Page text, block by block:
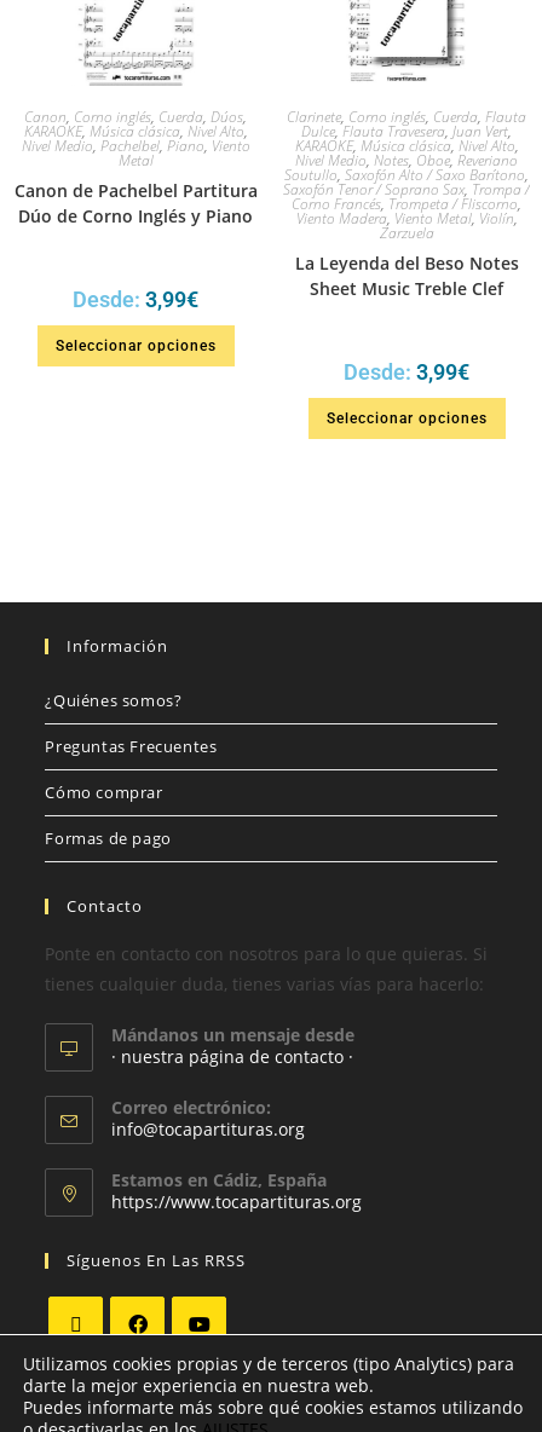
Canon, Corno inglés, Cuerda, Dúos,
KARAOKE, Música clásica, Nivel Alto,
Nivel Medio, Pachelbel, Piano, Viento
Metal
Canon de Pachelbel Partitura
Dúo de Corno Inglés y Piano
Desde: 3,99€
Seleccionar opciones
Clarinete, Corno inglés, Cuerda, Flauta
Dulce,Flauta Travesera, Juan Vert,
KARAOKE, Música clásica, Nivel Alto,
Nivel Medio, Notes, Oboe, Reveriano
Soutullo, Saxofón Alto / Saxo Barítono,
Saxofón Tenor / Soprano Sax, Trompa /
Corno Francés, Trompeta / Fliscorno,
Viento Madera, Viento Metal, Violín,
Zarzuela
La Leyenda del Beso Notes
Sheet Music Treble Clef
Desde: 3,99€
Seleccionar opciones
Información
¿Quiénes somos?
Preguntas Frecuentes
Cómo comprar
Formas de pago
Contacto
Ponte en contacto con nosotros para lo que quieras. Si
tienes cualquier duda, tienes varias vías para hacerlo:
Mándanos un mensaje desde
· nuestra página de contacto ·
Correo electrónico:
info@tocapartituras.org
Estamos en Cádiz, España
https://www.tocapartituras.org
Síguenos En Las RRSS
Utilizamos cookies propias y de terceros (tipo Analytics) para
darte la mejor experiencia en nuestra web.
Puedes informarte más sobre qué cookies estamos utilizando